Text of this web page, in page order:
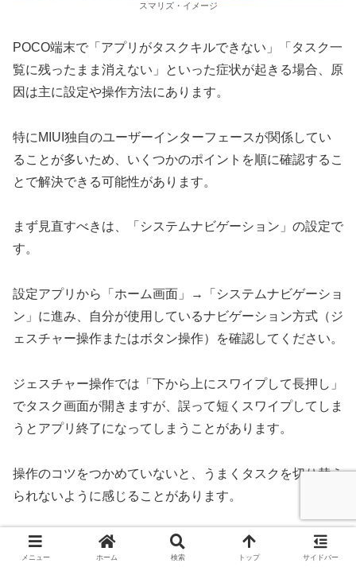
スマリズ・イメージ
POCO端末で「アプリがタスクキルできない」「タスク一
覧に残ったまま消えない」といった症状が起きる場合、原
因は主に設定や操作方法にあります。
特にMIUI独自のユーザーインターフェースが関係してい
ることが多いため、いくつかのポイントを順に確認するこ
とで解決できる可能性があります。
まず見直すべきは、「システムナビゲーション」の設定で
す。
設定アプリから「ホーム画面」→「システムナビゲーショ
ン」に進み、自分が使用しているナビゲーション方式（ジ
ェスチャー操作またはボタン操作）を確認してください。
ジェスチャー操作では「下から上にスワイプして長押し」
でタスク画面が開きますが、誤って短くスワイプしてしま
うとアプリ終了になってしまうことがあります。
操作のコツをつかめていないと、うまくタスクを切り替え
られないように感じることがあります。
次に、マルチタスク画面での操作方法も確認しましょう。
メニュー ホーム 検索 トップ サイドバー